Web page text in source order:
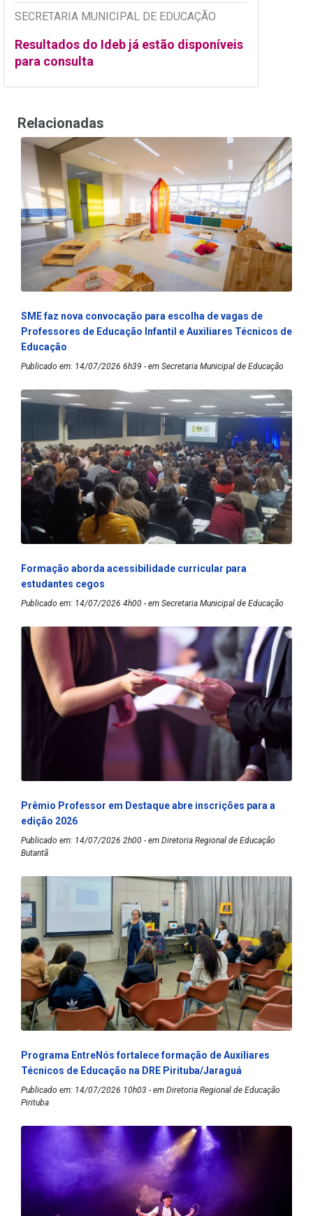
SECRETARIA MUNICIPAL DE EDUCAÇÃO
Resultados do Ideb já estão disponíveis
para consulta
Relacionadas
SME faz nova convocação para escolha de vagas de
Professores de Educação Infantil e Auxiliares Técnicos de
Educação
Publicado em: 14/07/2026 6h39 - em Secretaria Municipal de Educação
Formação aborda acessibilidade curricular para
estudantes cegos
Publicado em: 14/07/2026 4h00 - em Secretaria Municipal de Educação
Prêmio Professor em Destaque abre inscrições para a
edição 2026
Publicado em: 14/07/2026 2h00 - em Diretoria Regional de Educação
Butantã
Programa EntreNós fortalece formação de Auxiliares
Técnicos de Educação na DRE Pirituba/Jaraguá
Publicado em: 14/07/2026 10h03 - em Diretoria Regional de Educação
Pirituba